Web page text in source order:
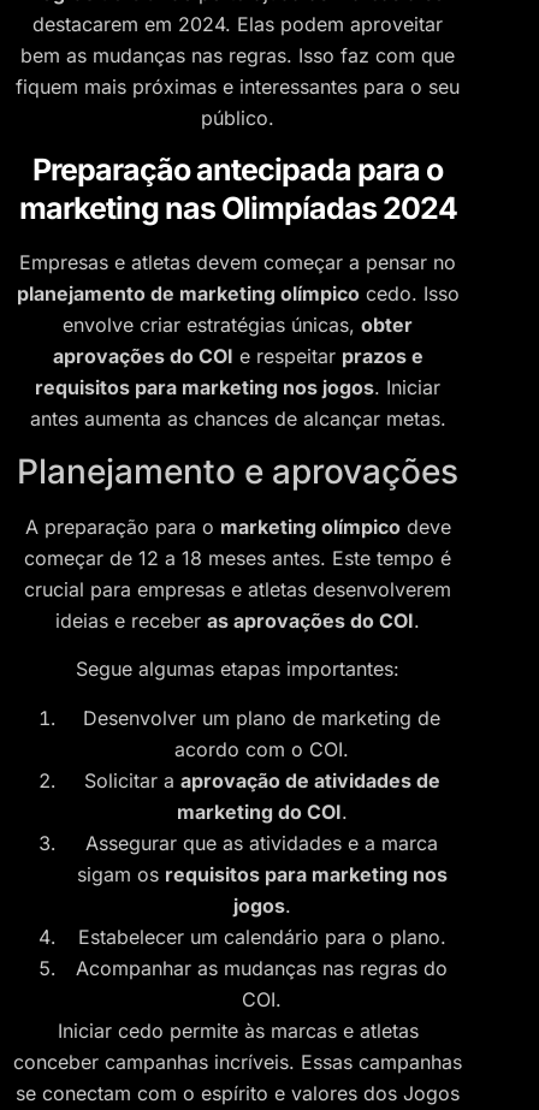
destacarem em 2024. Elas podem aproveitar
bem as mudanças nas regras. Isso faz com que
fiquem mais próximas e interessantes para o seu
público.
Preparação antecipada para o
marketing nas Olimpíadas 2024
Empresas e atletas devem começar a pensar no
planejamento de marketing olímpicocedo. Isso
envolve criar estratégias únicas, obter
aprovações do COI e respeitar prazos e
requisitos para marketing nos jogos. Iniciar
antes aumenta as chances de alcançar metas.
Planejamento e aprovações
A preparação para o marketing olímpicodeve
começar de 12 a 18 meses antes. Este tempo é
crucial para empresas e atletas desenvolverem
ideias e receber as aprovações do COI.
Segue algumas etapas importantes:
Desenvolver um plano de marketing de
acordo com o COI.
Solicitar a aprovação de atividades de
marketing do COI.
Assegurar que as atividades e a marca
sigam os requisitos para marketing nos
jogos.
Estabelecer um calendário para o plano.
Acompanhar as mudanças nas regras do
COI.
Iniciar cedo permite às marcas e atletas
conceber campanhas incríveis. Essas campanhas
se conectam com o espírito e valores dos Jogos